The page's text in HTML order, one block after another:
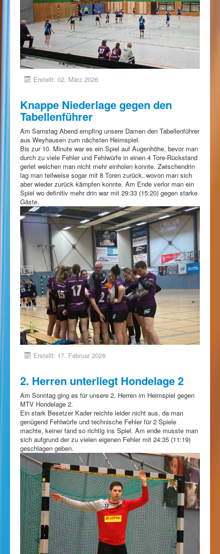
Erstellt: 02. März 2026
Knappe Niederlage gegen den
Tabellenführer
Am Samstag Abend empfing unsere Damen den Tabellenführer
aus Weyhausen zum nächsten Heimspiel.
Bis zur 10. Minute war es ein Spiel auf Augenhöhe, bevor man
durch zu viele Fehler und Fehlwürfe in einen 4 Tore-Rückstand
geriet welchen man nicht mehr einholen konnte. Zwischendrin
lag man teilweise sogar mit 8 Toren zurück, wovon man sich
aber wieder zurück kämpfen konnte. Am Ende verlor man ein
Spiel wo definitiv mehr drin war mit 29:33 (15:20) gegen starke
Gäste.
Erstellt: 17. Februar 2026
2. Herren unterliegt Hondelage 2
Am Sonntag ging es für unsere 2. Herren im Heimspiel gegen
MTV Hondelage 2.
Ein stark Besetzer Kader reichte leider nicht aus, da man
genügend Fehlwürfe und technische Fehler für 2 Spiele
machte, keiner fand so richtig ins Spiel. Am ende musste man
sich aufgrund der zu vielen eigenen Fehler mit 24:35 (11:19)
geschlagen geben.